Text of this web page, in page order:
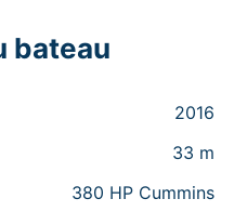
bateau
2016
33 m
380 HP Cummins